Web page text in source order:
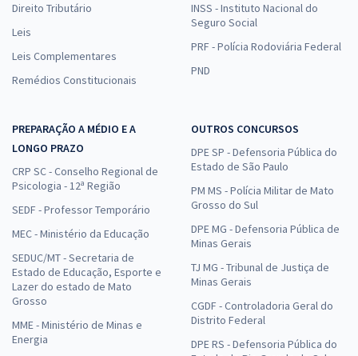
Direito Tributário
Leis
Leis Complementares
Remédios Constitucionais
INSS - Instituto Nacional do
Seguro Social
PRF - Polícia Rodoviária Federal
PND
PREPARAÇÃO A MÉDIO E A
LONGO PRAZO
CRP SC - Conselho Regional de
Psicologia - 12ª Região
SEDF - Professor Temporário
MEC - Ministério da Educação
SEDUC/MT - Secretaria de
Estado de Educação, Esporte e
Lazer do estado de Mato
Grosso
MME - Ministério de Minas e
Energia
OUTROS CONCURSOS
DPE SP - Defensoria Pública do
Estado de São Paulo
PM MS - Polícia Militar de Mato
Grosso do Sul
DPE MG - Defensoria Pública de
Minas Gerais
TJ MG - Tribunal de Justiça de
Minas Gerais
CGDF - Controladoria Geral do
Distrito Federal
DPE RS - Defensoria Pública do